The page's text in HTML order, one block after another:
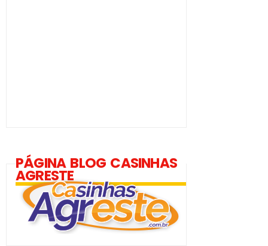
PÁGINA BLOG CASINHAS
AGRESTE